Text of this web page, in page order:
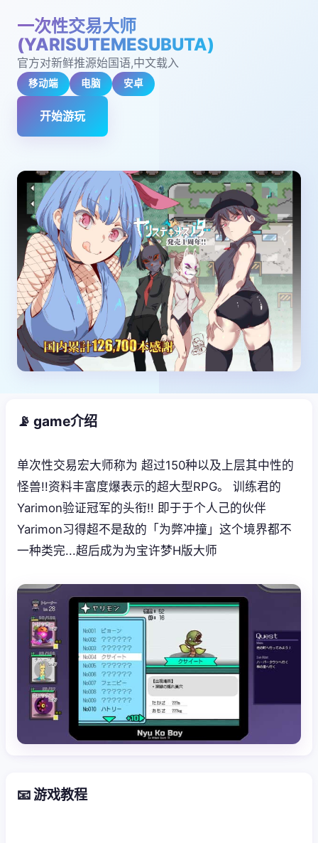
一次性交易大师
(YARISUTEMESUBUTA)
官方对新鲜推源始国语,中文载入
移动端 电脑 安卓
开始游玩
📡 game介绍
单次性交易宏大师称为 超过150种以及上层其中性的
怪兽!!资料丰富度爆表示的超大型RPG。 训练君的
Yarimon验证冠军的头衔!! 即于于个人己的伙伴
Yarimon习得超不是敌的「为弊冲撞」这个境界都不
一种类完...超后成为为宝许梦H版大师
📧 游戏教程